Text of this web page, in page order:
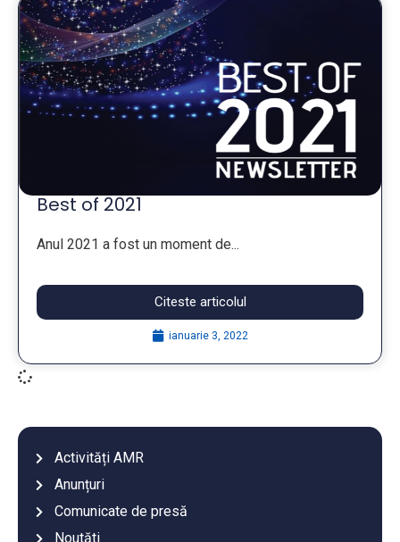
Best of 2021
Anul 2021 a fost un moment de...
Citeste articolul
ianuarie 3, 2022
Activități AMR
Anunțuri
Comunicate de presă
Noutăti